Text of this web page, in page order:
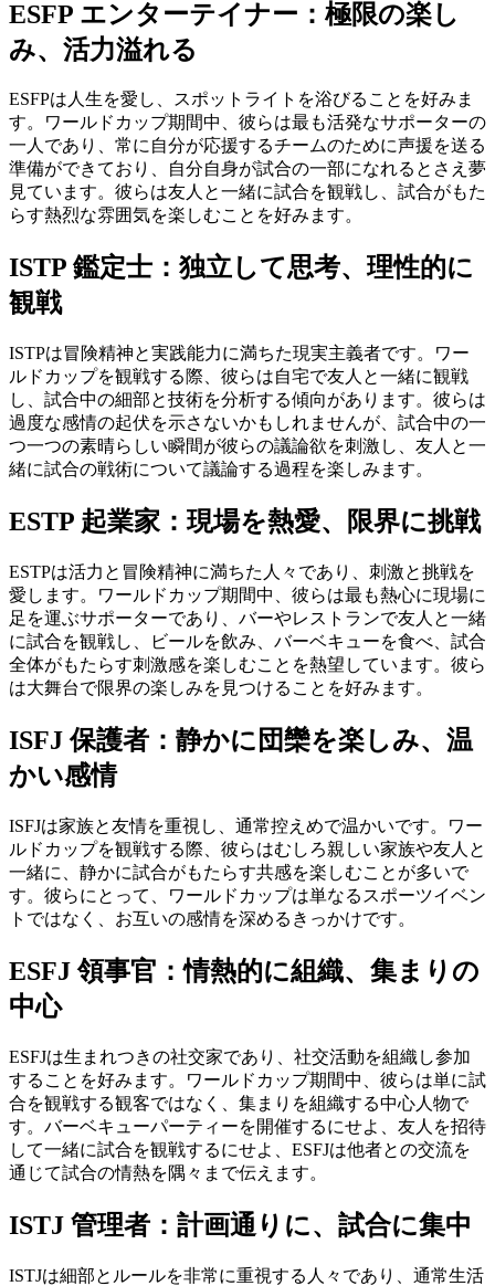
ESFP エンターテイナー：極限の楽し
み、活力溢れる
ESFPは人生を愛し、スポットライトを浴びることを好みま
す。ワールドカップ期間中、彼らは最も活発なサポーターの
一人であり、常に自分が応援するチームのために声援を送る
準備ができており、自分自身が試合の一部になれるとさえ夢
見ています。彼らは友人と一緒に試合を観戦し、試合がもた
らす熱烈な雰囲気を楽しむことを好みます。
ISTP 鑑定士：独立して思考、理性的に
観戦
ISTPは冒険精神と実践能力に満ちた現実主義者です。ワー
ルドカップを観戦する際、彼らは自宅で友人と一緒に観戦
し、試合中の細部と技術を分析する傾向があります。彼らは
過度な感情の起伏を示さないかもしれませんが、試合中の一
つ一つの素晴らしい瞬間が彼らの議論欲を刺激し、友人と一
緒に試合の戦術について議論する過程を楽しみます。
ESTP 起業家：現場を熱愛、限界に挑戦
ESTPは活力と冒険精神に満ちた人々であり、刺激と挑戦を
愛します。ワールドカップ期間中、彼らは最も熱心に現場に
足を運ぶサポーターであり、バーやレストランで友人と一緒
に試合を観戦し、ビールを飲み、バーベキューを食べ、試合
全体がもたらす刺激感を楽しむことを熱望しています。彼ら
は大舞台で限界の楽しみを見つけることを好みます。
ISFJ 保護者：静かに団欒を楽しみ、温
かい感情
ISFJは家族と友情を重視し、通常控えめで温かいです。ワー
ルドカップを観戦する際、彼らはむしろ親しい家族や友人と
一緒に、静かに試合がもたらす共感を楽しむことが多いで
す。彼らにとって、ワールドカップは単なるスポーツイベン
トではなく、お互いの感情を深めるきっかけです。
ESFJ 領事官：情熱的に組織、集まりの
中心
ESFJは生まれつきの社交家であり、社交活動を組織し参加
することを好みます。ワールドカップ期間中、彼らは単に試
合を観戦する観客ではなく、集まりを組織する中心人物で
す。バーベキューパーティーを開催するにせよ、友人を招待
して一緒に試合を観戦するにせよ、ESFJは他者との交流を
通じて試合の情熱を隅々まで伝えます。
ISTJ 管理者：計画通りに、試合に集中
ISTJは細部とルールを非常に重視する人々であり、通常生活